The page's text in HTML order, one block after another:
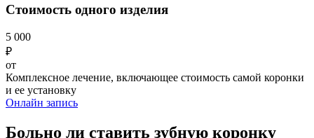
Стоимость одного изделия
5 000
₽
от
Комплексное лечение, включающее стоимость самой коронки
и ее установку
Онлайн запись
Больно ли ставить зубную коронку